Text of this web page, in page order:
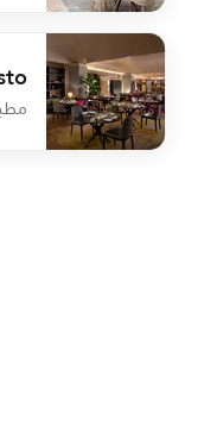
& Garden
Restaurant Gusto